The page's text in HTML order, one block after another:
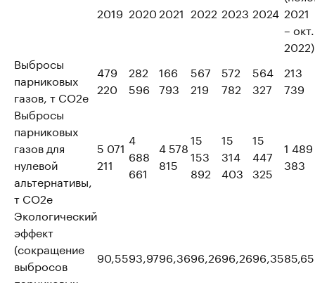
2019 2020 2021 2022 2023 2024 2021
– окт.
2022)
Выбросы
парниковых
газов, т CO2e
479
220
282
596
166
793
567
219
572
782
564
327
213
739
Выбросы
парниковых
газов для
нулевой
альтернативы,
т CO2e
5 071
211
4
688
661
4 578
815
15
153
892
15
314
403
15
447
325
1 489
383
Экологический
эффект
(сокращение
выбросов
90,5593,9796,3696,2696,2696,3585,65